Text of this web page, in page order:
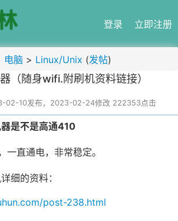
登录 立即注册
电脑 > Linux/Unix (发帖)
（随身wifi.附刷机资料链接）
02-10发布，2023-02-24修改 222353点击
是不是高通410
一直通电，非常稳定。
细的资料：
post-238.html